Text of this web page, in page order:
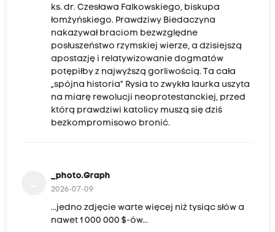
ks. dr. Czesława Falkowskiego, biskupa
łomżyńskiego. Prawdziwy Biedaczyna
nakazywał braciom bezwzględne
posłuszeństwo rzymskiej wierze, a dzisiejszą
apostazję i relatywizowanie dogmatów
potępiłby z najwyższą gorliwością. Ta cała
„spójna historia” Rysia to zwykła laurka uszyta
na miarę rewolucji neoprotestanckiej, przed
którą prawdziwi katolicy muszą się dziś
bezkompromisowo bronić.
_photo.Graph
2026-07-09
...jedno zdjęcie warte więcej niż tysiąc słów a
nawet 1 000 000 $-ów...